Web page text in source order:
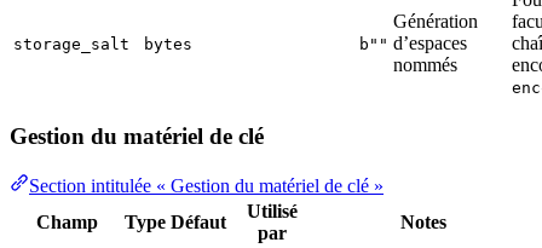
storage_salt bytes b""
Génération
d’espaces
nommés
Gestion du matériel de clé
Section intitulée « Gestion du matériel de clé »
Champ
Type Défaut
Utilisé
par
Notes